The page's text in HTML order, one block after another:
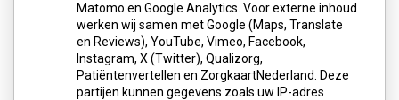
Wilhelminastraat 3
6373JS Landgraaf
045 5315 764
balie@mondzorggenders.nl
Matomo en Google Analytics. Voor externe inhoud
werken wij samen met Google (Maps, Translate
en Reviews), YouTube, Vimeo, Facebook,
Instagram, X (Twitter), Qualizorg,
Patiëntenvertellen en ZorgkaartNederland. Deze
partijen kunnen gegevens zoals uw IP-adres